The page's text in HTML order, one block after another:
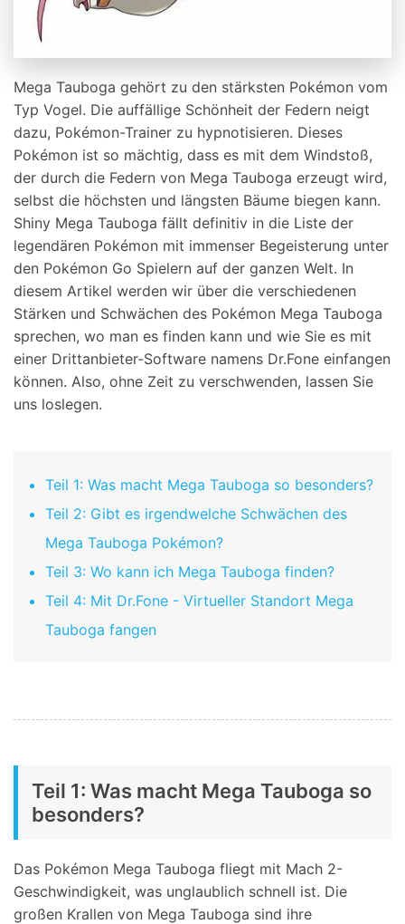
Mega Tauboga gehört zu den stärksten Pokémon vom
Typ Vogel. Die auffällige Schönheit der Federn neigt
dazu, Pokémon-Trainer zu hypnotisieren. Dieses
Pokémon ist so mächtig, dass es mit dem Windstoß,
der durch die Federn von Mega Tauboga erzeugt wird,
selbst die höchsten und längsten Bäume biegen kann.
Shiny Mega Tauboga fällt definitiv in die Liste der
legendären Pokémon mit immenser Begeisterung unter
den Pokémon Go Spielern auf der ganzen Welt. In
diesem Artikel werden wir über die verschiedenen
Stärken und Schwächen des Pokémon Mega Tauboga
sprechen, wo man es finden kann und wie Sie es mit
einer Drittanbieter-Software namens Dr.Fone einfangen
können. Also, ohne Zeit zu verschwenden, lassen Sie
uns loslegen.
Teil 1: Was macht Mega Tauboga so besonders?
Teil 2: Gibt es irgendwelche Schwächen des
Mega Tauboga Pokémon?
Teil 3: Wo kann ich Mega Tauboga finden?
Teil 4: Mit Dr.Fone - Virtueller Standort Mega
Tauboga fangen
Teil 1: Was macht Mega Tauboga so
besonders?
Das Pokémon Mega Tauboga fliegt mit Mach 2-
Geschwindigkeit, was unglaublich schnell ist. Die
großen Krallen von Mega Tauboga sind ihre